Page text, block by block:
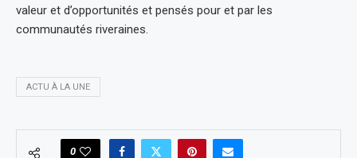
valeur et d’opportunités et pensés pour et par les
communautés riveraines.
ACTU À LA UNE
0